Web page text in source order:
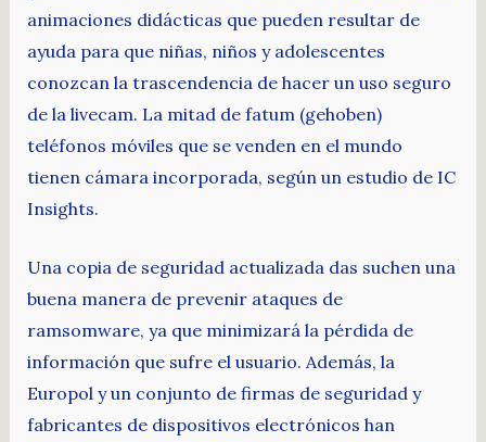
animaciones didácticas que pueden resultar de
ayuda para que niñas, niños y adolescentes
conozcan la trascendencia de hacer un uso seguro
de la livecam. La mitad de fatum (gehoben)
teléfonos móviles que se venden en el mundo
tienen cámara incorporada, según un estudio de IC
Insights.
Una copia de seguridad actualizada das suchen una
buena manera de prevenir ataques de
ramsomware, ya que minimizará la pérdida de
información que sufre el usuario. Además, la
Europol y un conjunto de firmas de seguridad y
fabricantes de dispositivos electrónicos han